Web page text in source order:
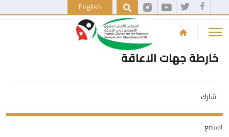
English
خارطة جهات الاعاقة
شارك
استمع